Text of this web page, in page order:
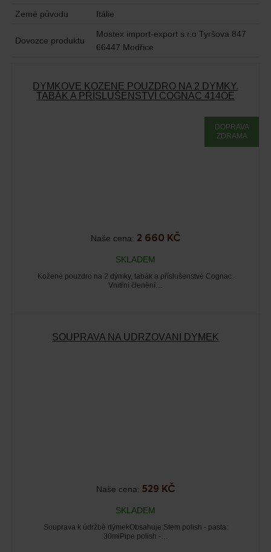
Země původu Itálie
Dovozce produktu
Mostex import-export s.r.o Tyršova 847
66447 Modřice
DÝMKOVÉ KOŽENÉ POUZDRO NA 2 DÝMKY.
TABÁK A PŘÍSLUŠENSTVÍ COGNAC 414OE
DOPRAVA
ZDRAMA
Naše cena: 2 660 KČ
SKLADEM
Kožené pouzdro na 2 dýmky, tabák a příslušenstvé Cognac.
Vnitřní členění…
SOUPRAVA NA UDRŽOVÁNÍ DÝMEK
Naše cena: 529 KČ
SKLADEM
Souprava k údržbě dýmekObsahuje:Stem polish - pasta:
30mlPipe polish -…